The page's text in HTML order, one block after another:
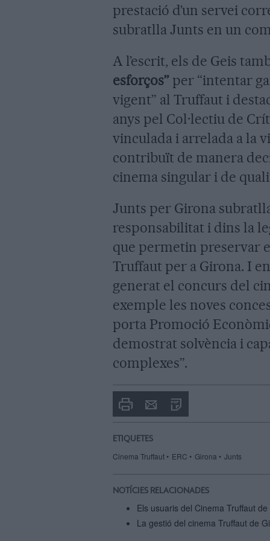
prestació d’un servei
subratlla Junts en un
A l’escrit, els de Geis
esforços” per “intentar
vigent” al Truffaut i
anys pel Col·lectiu de
vinculada i arrelada a la
contribuït de manera
cinema singular i de
Junts per Girona
responsabilitat i dins la
que permetin preservar
Truffaut per a Girona. I
generat el concurs del
exemple les noves
porta Promoció
demostrat solvència i
complexes”.
Envia
un
ETIQUETES
Cinema Truffaut ERC Girona Junts
NOTÍCIES RELACIONADES
Els usuaris del Cinema Truffaut
La gestió del cinema Truffaut de